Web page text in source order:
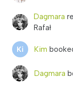
Dagmara
Rafał
Kim
Dagmara